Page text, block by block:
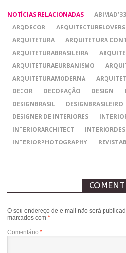
NOTÍCIAS RELACIONADAS ABIMAD’33
ARQDECOR
ARQUITECTURELOVERS
ARQUITETURA
ARQUITETURA
ARQUITETURABRASILEIRA
ARQUITETURAEURBANISMO
ARQUITETURAMODERNA
DECOR
DECORAÇÃO DESIGN
DESIGNBRASIL
DESIGNBRASILEIRO
DESIGNER DE INTERIORES
INTERIORARCHITECT
INTERIORPHOTOGRAPHY
O seu endereço de e-mail não será
marcados com *
Comentário *